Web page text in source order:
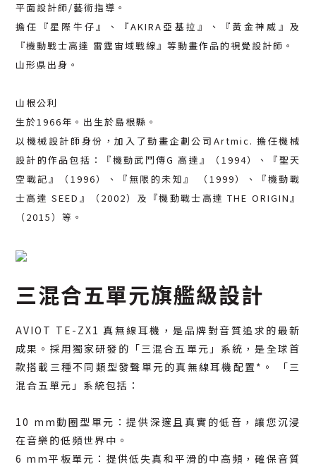
平面設計師/藝術指導。
擔任『星際牛仔』、『AKIRA亞基拉』、『黃金神威』及
『機動戰士高達 雷霆宙域戰線』等動畫作品的視覺設計師。
山形県出身。
山根公利
生於1966年。出生於島根縣。
以機械設計師身份，加入了動畫企劃公司Artmic. 擔任機械
設計的作品包括：『機動武鬥傳G 高達』（1994）、『聖天
空戰記』（1996）、『無限的未知』 （1999）、『機動戰
士高達 SEED』（2002）及『機動戰士高達 THE ORIGIN』
（2015）等。
三混合五單元旗艦級設計
AVIOT TE-ZX1 真無線耳機，是品牌對音質追求的最新
成果。採用獨家研發的「三混合五單元」系統，是全球首
款搭載三種不同類型發聲單元的真無線耳機配置*。 「三
混合五單元」系統包括：
10 mm動圈型單元：提供深邃且真實的低音，讓您沉浸
在音樂的低頻世界中。
6 mm平板單元：提供低失真和平滑的中高頻，確保音質